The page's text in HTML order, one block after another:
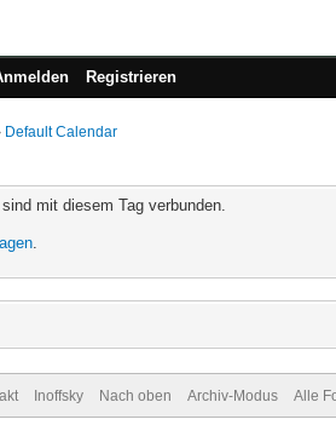
Registrieren
Default Calendar
mit diesem Tag verbunden.
.
Inoffsky Nach oben Archiv-Modus Alle